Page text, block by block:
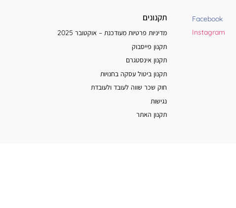
Facebook
Instagram
תקנונים
מדיניות פרטיות מעודכנת – אוקטובר 2025
תקנון פייסבוק
תקנון אינסטגרם
תקנון ביטול עסקה בחנויות
חוק שכר שווה לעובד ולעובדת
נגישות
תקנון האתר